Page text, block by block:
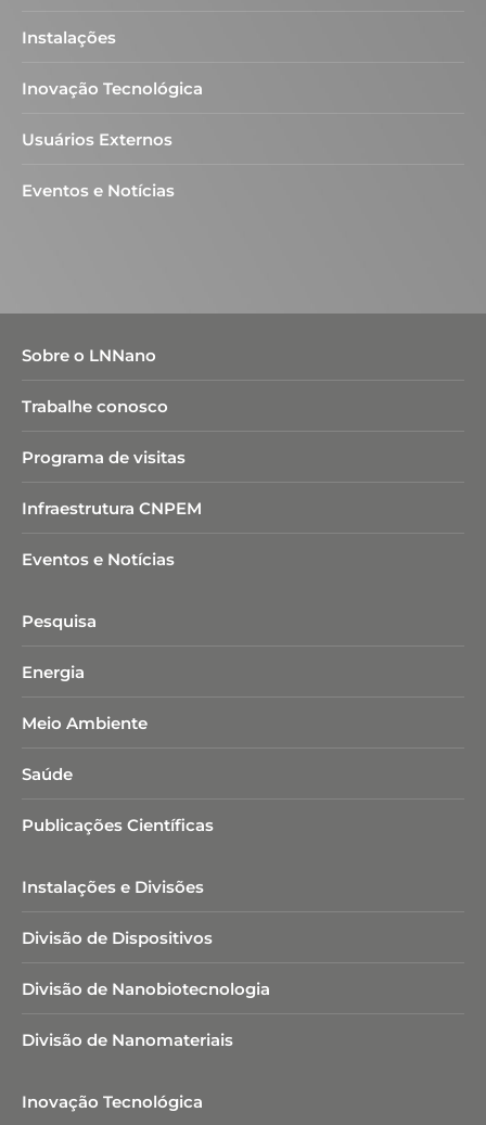
Instalações
Inovação Tecnológica
Usuários Externos
Eventos e Notícias
Sobre o LNNano
Trabalhe conosco
Programa de visitas
Infraestrutura CNPEM
Eventos e Notícias
Pesquisa
Energia
Meio Ambiente
Saúde
Publicações Científicas
Instalações e Divisões
Divisão de Dispositivos
Divisão de Nanobiotecnologia​
Divisão de Nanomateriais
Inovação Tecnológica